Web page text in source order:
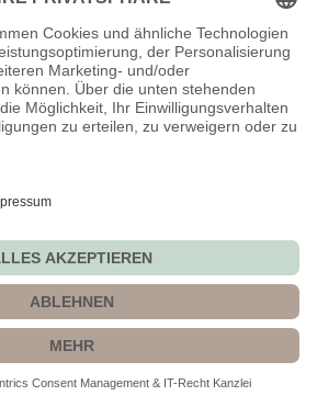
E-Mail, die ich dir soeben
habe.
in der E-Mail, um deine
verpasst du wertvolle
Mattenletter.